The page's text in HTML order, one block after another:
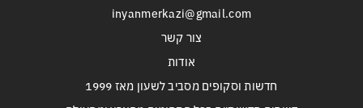
inyanmerkazi@gmail.com
צור קשר
אודות
חדשות וסקופים מסביב לשעון מאז 1999